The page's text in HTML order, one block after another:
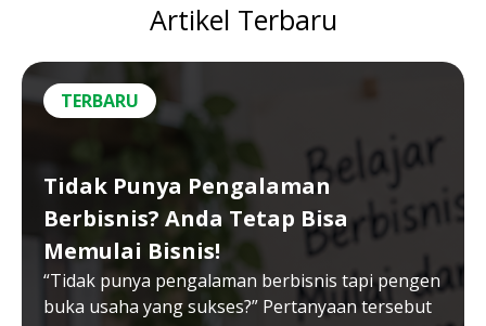
Artikel Terbaru
Tidak Punya Pengalaman
Berbisnis? Anda Tetap Bisa
Memulai Bisnis!
“Tidak punya pengalaman berbisnis tapi pengen
buka usaha yang sukses?” Pertanyaan tersebut
TERBARU